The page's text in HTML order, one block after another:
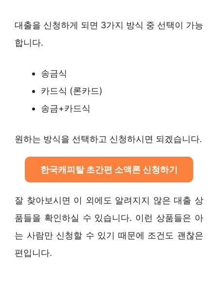
대출을 신청하게 되면 3가지 방식 중 선택이 가능
합니다.
송금식
카드식 (론카드)
송금+카드식
원하는 방식을 선택하고 신청하시면 되겠습니다.
한국캐피탈 초간편 소액론 신청하기
잘 찾아보시면 이 외에도 알려지지 않은 대출 상
품들을 확인하실 수 있습니다. 이런 상품들은 아
는 사람만 신청할 수 있기 때문에 조건도 괜찮은
편입니다.